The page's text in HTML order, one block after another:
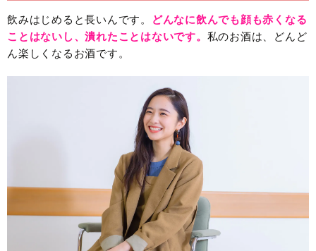
飲みはじめると長いんです。
どんなに飲んでも顔も赤くなる
ことはないし、潰れたことはないです。 私のお酒は、どんど
ん楽しくなるお酒です。